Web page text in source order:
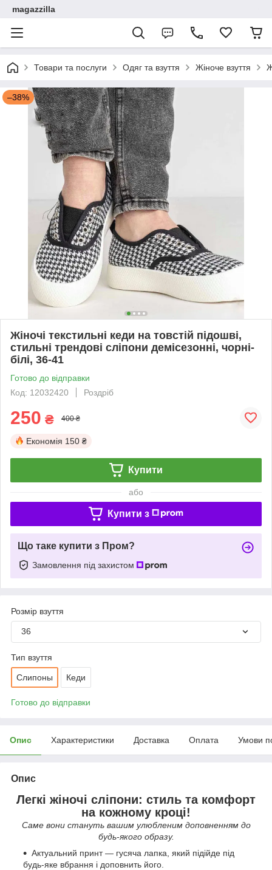
magazzilla
Товари та послуги Одяг та взуття Жіноче взуття
–38%
Жіночі текстильні кеди на товстій підошві,
стильні трендові сліпони демісезонні, чорні-
білі, 36-41
Готово до відправки
Код: 12032420
Роздріб
250 ₴ 400 ₴
Економія 150 ₴
Купити
або
Купити з
Що таке купити з Пром?
Замовлення під захистом
Розмір взуття
36
Тип взуття
Слипоны Кеди
Готово до відправки
Опис Характеристики Доставка Оплата Умови
Опис
Легкі жіночі сліпони: стиль та комфорт
на кожному кроці!
Саме вони стануть вашим улюбленим доповненням до
будь-якого образу.
Актуальний принт — гусяча лапка, який підійде під
будь-яке вбрання і доповнить його.